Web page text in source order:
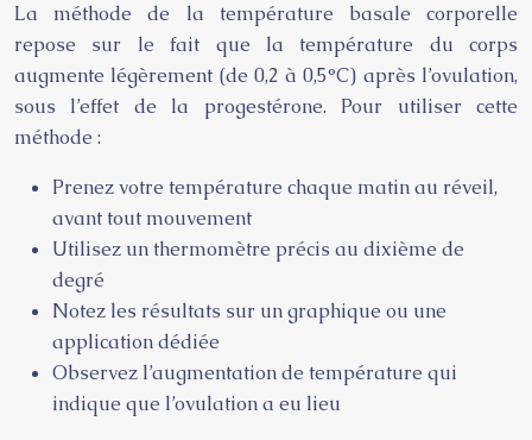
La méthode de la température basale corporelle
repose sur le fait que la température du corps
augmente légèrement (de 0,2 à 0,5°C) après l’ovulation,
sous l’effet de la progestérone. Pour utiliser cette
méthode :
Prenez votre température chaque matin au réveil,
avant tout mouvement
Utilisez un thermomètre précis au dixième de
degré
Notez les résultats sur un graphique ou une
application dédiée
Observez l’augmentation de température qui
indique que l’ovulation a eu lieu